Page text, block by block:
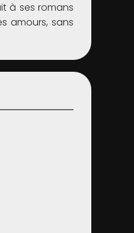
à ses romans
amours, sans